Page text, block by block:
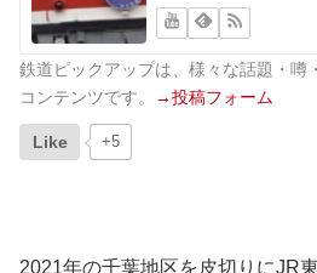
鉄道ピックアップは、様々な話題・噂
コンテンツです。
→投稿フォーム
Like +5
2021年の千葉地区を皮切りにJR